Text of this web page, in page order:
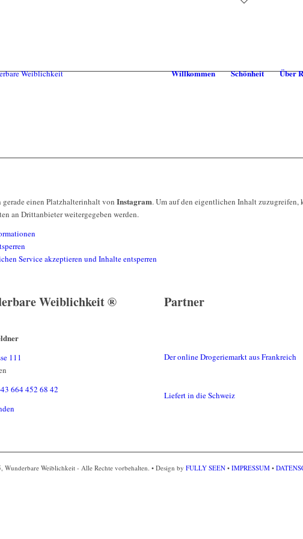
Willkommen Schönheit Über
gerade einen Platzhalterinhalt von Instagram. Um auf den eigentlichen Inhalt zuzugreifen,
an Drittanbieter weitergegeben werden.
Service akzeptieren und Inhalte entsperren
Weiblichkeit ®
111
664 452 68 42
Partner
Der online Drogeriemarkt aus Frankreich
Liefert in die Schweiz
Wunderbare Weiblichkeit - Alle Rechte vorbehalten. • Design by FULLY SEEN • IMPRESSUM •